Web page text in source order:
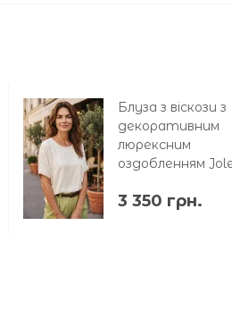
Блуза з віскози з
декоративним
люрексним
оздобленням
3 350 грн.